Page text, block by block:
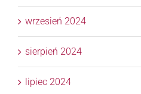
wrzesień 2024
sierpień 2024
lipiec 2024